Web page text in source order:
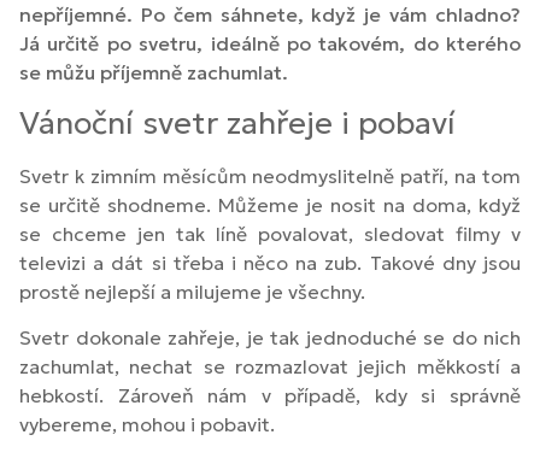
nepříjemné. Po čem sáhnete, když je vám chladno?
Já určitě po svetru, ideálně po takovém, do kterého
se můžu příjemně zachumlat.
Vánoční svetr zahřeje i pobaví
Svetr k zimním měsícům neodmyslitelně patří, na tom
se určitě shodneme. Můžeme je nosit na doma, když
se chceme jen tak líně povalovat, sledovat filmy v
televizi a dát si třeba i něco na zub. Takové dny jsou
prostě nejlepší a milujeme je všechny.
Svetr dokonale zahřeje, je tak jednoduché se do nich
zachumlat, nechat se rozmazlovat jejich měkkostí a
hebkostí. Zároveň nám v případě, kdy si správně
vybereme, mohou i pobavit.